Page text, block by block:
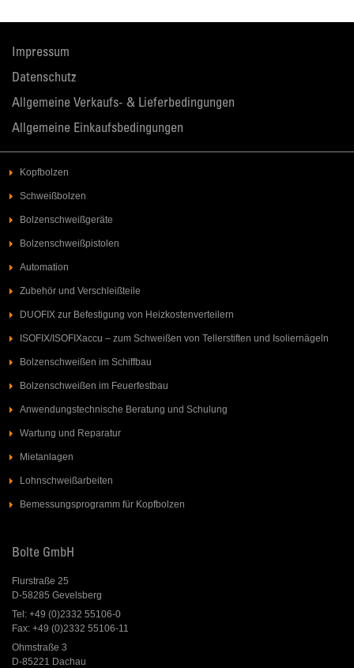
Impressum
Datenschutz
Allgemeine Verkaufs- & Lieferbedingungen
Allgemeine Einkaufsbedingungen
Kopfbolzen
Schweißbolzen
Bolzenschweißgeräte
Bolzenschweißpistolen
Automation
Zubehör und Verschleißteile
DUOFIX zur Befestigung von Heizkostenverteilern
ISOFIX/ISOFIXaccu – zum Schweißen von Tellerstiften und Isoliernägeln
Bolzenschweißen im Schiffbau
Bolzenschweißen im Feuerfestbau
Anwendungstechnische Beratung und Schulung
Wartung und Reparatur
Mietanlagen
Lohnschweißarbeiten
Bemessungsprogramm für Kopfbolzen
Bolte GmbH
Flurstraße 25
D-58285 Gevelsberg
Tel: +49 (0)2332 55106-0
Fax: +49 (0)2332 55106-11
Ohmstraße 3
D-85221 Dachau